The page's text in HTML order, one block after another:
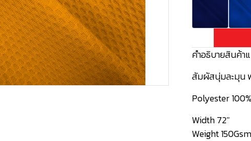
คำอธิบายสินค้า
สัมผัสนุ่มละมุน
Polyester 100%
Width 72''
Weight 150Gsm